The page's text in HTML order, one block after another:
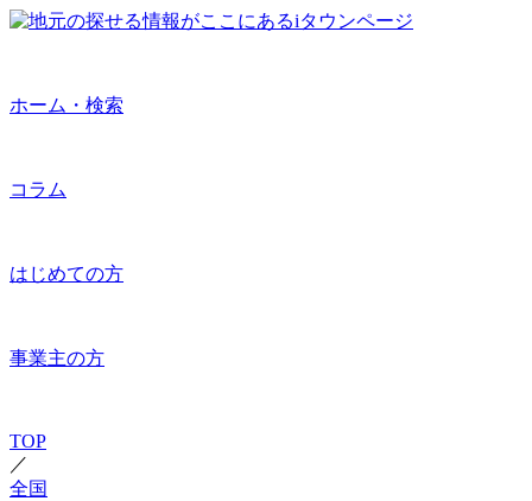
ホーム・検索
コラム
はじめての方
事業主の方
TOP
／
全国